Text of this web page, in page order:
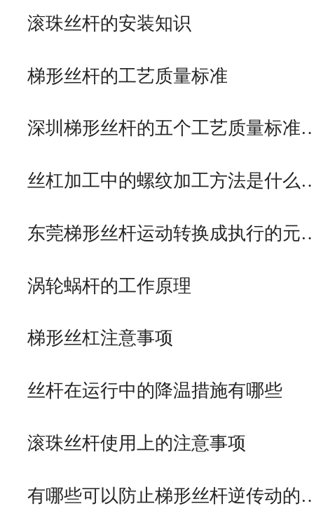
滚珠丝杆的安装知识
梯形丝杆的工艺质量标准
深圳梯形丝杆的五个工艺质量标准
丝杠加工中的螺纹加工方法是什么
东莞梯形丝杆运动转换成执行的元
涡轮蜗杆的工作原理
梯形丝杠注意事项
丝杆在运行中的降温措施有哪些
滚珠丝杆使用上的注意事项
有哪些可以防止梯形丝杆逆传动的